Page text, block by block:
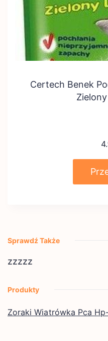
Certech Benek
Sprawdź Także
zzzzz
Produkty
Zoraki Wiatrówka Pca